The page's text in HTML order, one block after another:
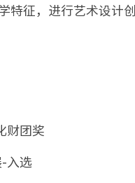
征，进行艺术设计创
财团奖
入选